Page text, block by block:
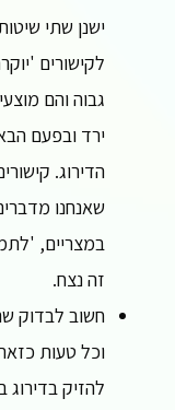
ישנן שתי
לקישורים
גבוה והם
ירד ובפעם
הדירוג.
שאנחנו
זה נצח.
חשוב לבדוק
וכל טעות
להזיק